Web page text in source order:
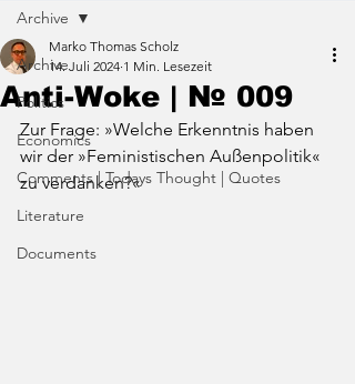
Archive
Politics
Economics
Comments | Todays Thought | Quotes
Literature
Documents
Archive
Anti-Woke | № 009
Marko Thomas Scholz
14. Juli 2024 1 Min. Lesezeit
Zur Frage: »Welche Erkenntnis haben
wir der »Feministischen Außenpolitik«
zu verdanken?«